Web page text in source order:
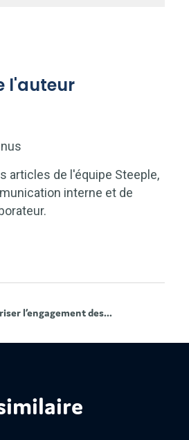
l'auteur
articles de l'équipe Steeple,
interne et de
l’engagement des...